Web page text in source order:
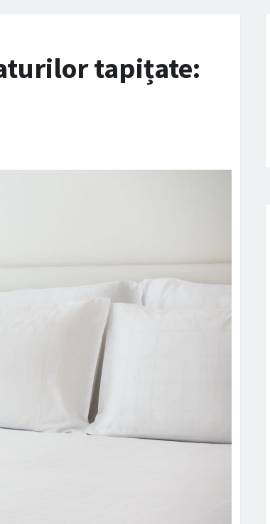
tapițate: